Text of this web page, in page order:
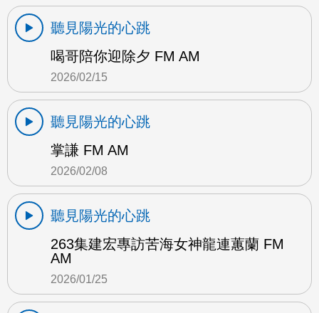
聽見陽光的心跳
喝哥陪你迎除夕 FM AM
2026/02/15
聽見陽光的心跳
掌謙 FM AM
2026/02/08
聽見陽光的心跳
263集建宏專訪苦海女神龍連蕙蘭 FM
AM
2026/01/25